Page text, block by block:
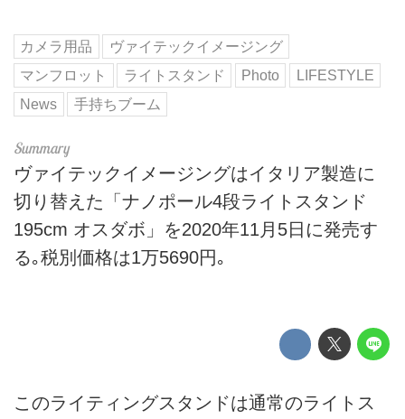
カメラ用品
ヴァイテックイメージング
マンフロット
ライトスタンド Photo
LIFESTYLE
News
手持ちブーム
ヴァイテックイメージングはイタリア製造に
切り替えた「ナノポール4段ライトスタンド
195cm オスダボ」を2020年11月5日に発売す
る｡税別価格は1万5690円｡
このライティングスタンドは通常のライトス